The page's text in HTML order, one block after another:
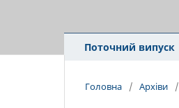
Поточний випуск
Головна / Архіви /